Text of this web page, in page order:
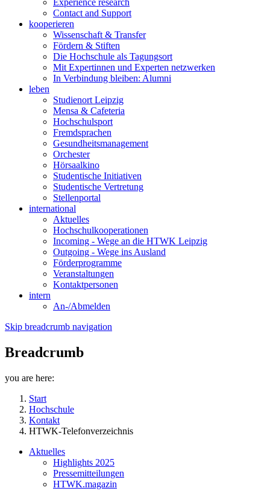
Experience research
Contact and Support
kooperieren
Wissenschaft & Transfer
Fördern & Stiften
Die Hochschule als Tagungsort
Mit Expertinnen und Experten netzwerken
In Verbindung bleiben: Alumni
leben
Studienort Leipzig
Mensa & Cafeteria
Hochschulsport
Fremdsprachen
Gesundheitsmanagement
Orchester
Hörsaalkino
Studentische Initiativen
Studentische Vertretung
Stellenportal
international
Aktuelles
Hochschulkooperationen
Incoming - Wege an die HTWK Leipzig
Outgoing - Wege ins Ausland
Förderprogramme
Veranstaltungen
Kontaktpersonen
intern
An-/Abmelden
Skip breadcrumb navigation
Breadcrumb
you are here:
Start
Hochschule
Kontakt
HTWK-Telefonverzeichnis
Aktuelles
Highlights 2025
Pressemitteilungen
HTWK.magazin